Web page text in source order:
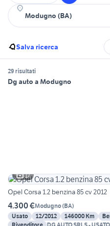
Salva ricerca
29 risultati
Dg auto a Modugno
17
Opel Corsa 1.2 benzina 85 cv 2012
4.300 €Modugno(BA)
Usato
12/2012 146000 Km